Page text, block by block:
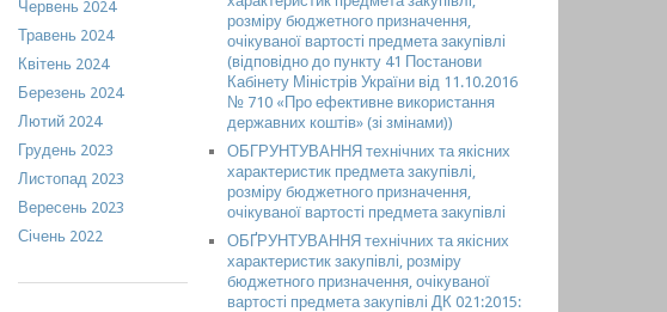
Червень 2024
Травень 2024
Квітень 2024
Березень 2024
Лютий 2024
Грудень 2023
Листопад 2023
Вересень 2023
Січень 2022
розміру бюджетного призначення,
очікуваної вартості предмета закупівлі
(відповідно до пункту 41 Постанови
Кабінету Міністрів України від 11.10.2016
№ 710 «Про ефективне використання
державних коштів» (зі змінами))
ОБГРУНТУВАННЯ технічних та якісних
характеристик предмета закупівлі,
розміру бюджетного призначення,
очікуваної вартості предмета закупівлі
ОБҐРУНТУВАННЯ технічних та якісних
характеристик закупівлі, розміру
бюджетного призначення, очікуваної
вартості предмета закупівлі ДК 021:2015: